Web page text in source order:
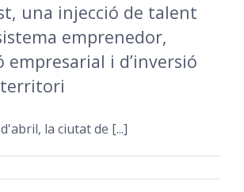
una injecció de talent
emprenedor,
empresarial i d’inversió
la ciutat de [...]